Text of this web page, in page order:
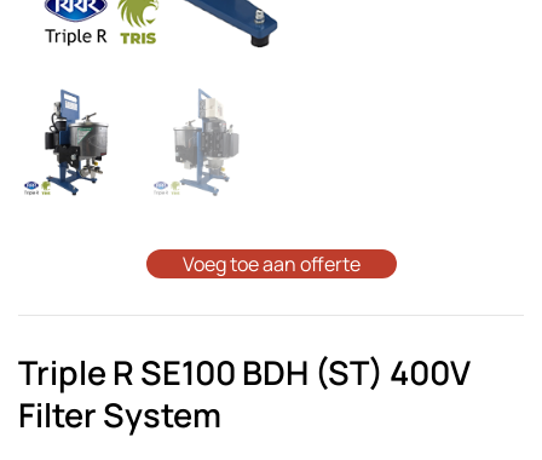
Voeg toe aan offerte
Triple R SE100 BDH (ST) 400V
Filter System